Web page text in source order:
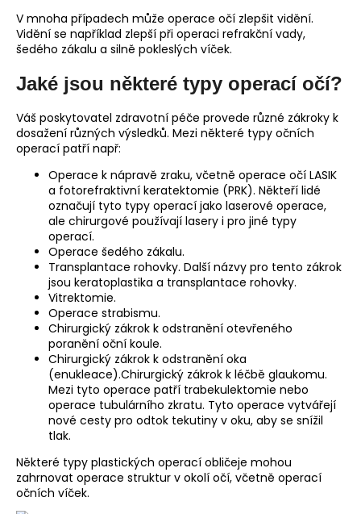
V mnoha případech může operace očí zlepšit vidění.
Vidění se například zlepší při operaci refrakční vady,
šedého zákalu a silně pokleslých víček.
Jaké jsou některé typy operací očí?
Váš poskytovatel zdravotní péče provede různé zákroky k
dosažení různých výsledků. Mezi některé typy očních
operací patří např:
Operace k nápravě zraku, včetně operace očí LASIK
a fotorefraktivní keratektomie (PRK). Někteří lidé
označují tyto typy operací jako laserové operace,
ale chirurgové používají lasery i pro jiné typy
operací.
Operace šedého zákalu.
Transplantace rohovky. Další názvy pro tento zákrok
jsou keratoplastika a transplantace rohovky.
Vitrektomie.
Operace strabismu.
Chirurgický zákrok k odstranění otevřeného
poranění oční koule.
Chirurgický zákrok k odstranění oka
(enukleace).Chirurgický zákrok k léčbě glaukomu.
Mezi tyto operace patří trabekulektomie nebo
operace tubulárního zkratu. Tyto operace vytvářejí
nové cesty pro odtok tekutiny v oku, aby se snížil
tlak.
Některé typy plastických operací obličeje mohou
zahrnovat operace struktur v okolí očí, včetně operací
očních víček.